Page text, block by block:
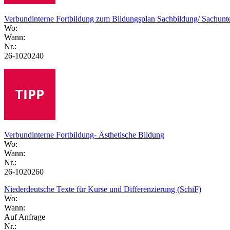
Verbundinterne Fortbildung zum Bildungsplan Sachbildung/
Wo:
Wann:
Nr.:
26-1020240
Verbundinterne Fortbildung- Ästhetische Bildung
Wo:
Wann:
Nr.:
26-1020260
Niederdeutsche Texte für Kurse und Differenzierung (SchiF)
Wo:
Wann:
Auf Anfrage
Nr.: